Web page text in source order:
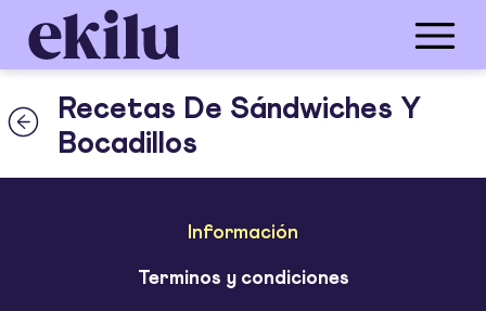
Recetas De Sándwiches Y
Bocadillos
Información
Terminos y condiciones